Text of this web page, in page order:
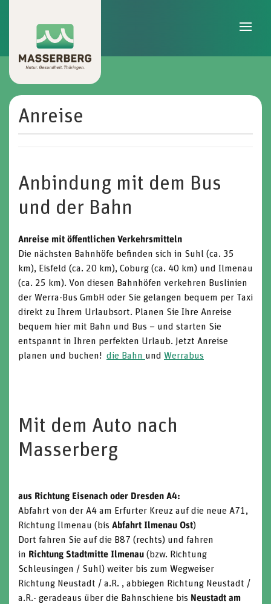
Skip to main content
Anreise
Anbindung mit dem Bus
und der Bahn
Anreise mit öffentlichen Verkehrsmitteln
Die nächsten Bahnhöfe befinden sich in Suhl (ca. 35
km), Eisfeld (ca. 20 km), Coburg (ca. 40 km) und Ilmenau
(ca. 25 km). Von diesen Bahnhöfen verkehren Buslinien
der Werra-Bus GmbH oder Sie gelangen bequem per Taxi
direkt zu Ihrem Urlaubsort. Planen Sie Ihre Anreise
bequem hier mit Bahn und Bus – und starten Sie
entspannt in Ihren perfekten Urlaub. Jetzt Anreise
planen und buchen! die Bahn und Werrabus
Mit dem Auto nach
Masserberg
aus Richtung Eisenach oder Dresden A4:
Abfahrt von der A4 am Erfurter Kreuz auf die neue A71,
Richtung Ilmenau (bis Abfahrt Ilmenau Ost)
Dort fahren Sie auf die B87 (rechts) und fahren
in Richtung Stadtmitte Ilmenau (bzw. Richtung
Schleusingen / Suhl) weiter bis zum Wegweiser
Richtung Neustadt / a.R. , abbiegen Richtung Neustadt /
a.R.- geradeaus über die Bahnschiene bis Neustadt am